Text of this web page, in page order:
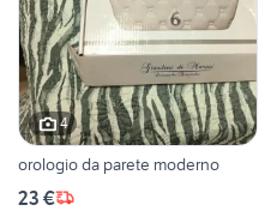
4
orologio da parete moderno
23 €